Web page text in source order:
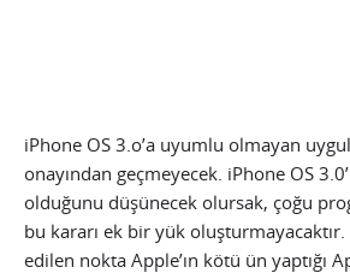
iPhone OS 3.o’a uyumlu olmayan
onayından geçmeyecek. iPhone OS
olduğunu düşünecek olursak, çoğu
bu kararı ek bir yük
edilen nokta Apple’ın kötü ün yaptığı